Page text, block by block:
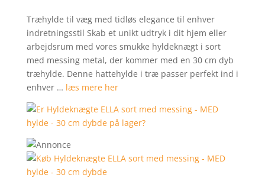
Træhylde til væg med tidløs elegance til enhver
indretningsstil Skab et unikt udtryk i dit hjem eller
arbejdsrum med vores smukke hyldeknægt i sort
med messing metal, der kommer med en 30 cm dyb
træhylde. Denne hattehylde i træ passer perfekt ind i
enhver … læs mere her